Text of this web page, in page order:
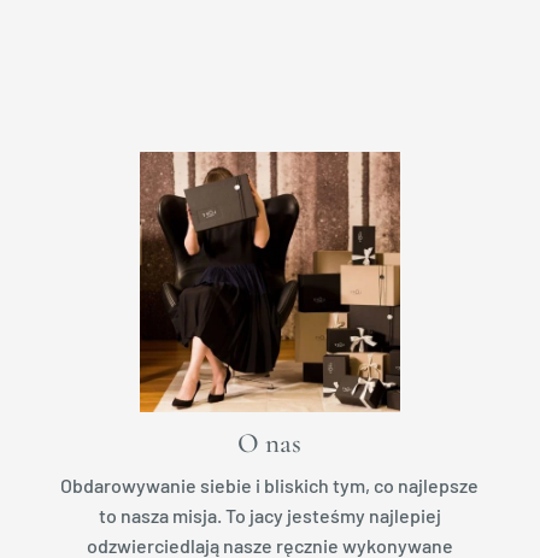
O nas
Obdarowywanie siebie i bliskich tym, co najlepsze
to nasza misja. To jacy jesteśmy najlepiej
odzwierciedlają nasze ręcznie wykonywane